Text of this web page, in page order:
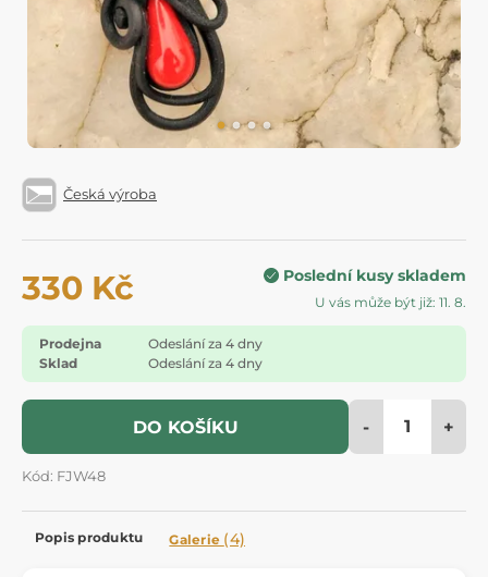
Česká výroba
330 Kč Poslední kusy skladem
U vás může být již: 11. 8.
Prodejna
Odeslání za 4 dny
Sklad
Odeslání za 4 dny
DO KOŠÍKU - +
Kód: FJW48
Popis produktu Galerie (4)